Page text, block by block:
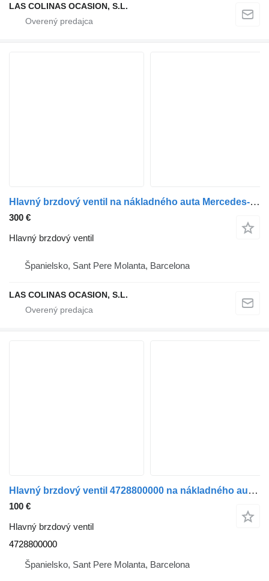
LAS COLINAS OCASION, S.L.
Hlavný brzdový ventil na nákladného auta Mercedes-Benz Atego 2 4-Cil. 4x2 BM 970/2/4/6 (2005->)
300 €
Hlavný brzdový ventil
Španielsko, Sant Pere Molanta, Barcelona
LAS COLINAS OCASION, S.L.
Hlavný brzdový ventil 4728800000 na nákladného auta Mercedes-Benz Atego 2 4-Cil. 4x2 BM 970/2/4/6 (2005->)
100 €
Hlavný brzdový ventil
4728800000
Španielsko, Sant Pere Molanta, Barcelona